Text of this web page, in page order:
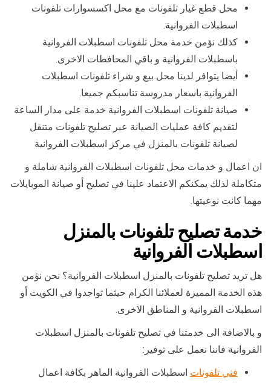
محل قطع غيار تلفونات مع محل اكسسوارات تلفونات
اسطبلات الفروانية.
كذلك نؤمن خدمة محل تلفونات اسطبلات الفروانية
باسطبلات الفروانية و باقي المحافطات الاخرى.
أيضا يتوافر لدينا محل بيع و شراء تلفونات اسطبلات
الفروانية باسعار مدروسة تناسبكم جميعا.
صيانة تلفونات اسطبلات الفروانية خدمة على مدار الساعة
لتقديم كافة عمليات الصيانة عبر تصليح تلفونات متنقل
لصيانة تلفونات بالمنزل في مركز اسطبلات الفروانية
ان اعمال و خدمات محل تلفونات اسطبلات الفروانية شاملة و
متكاملة لذلك يمكنكم الاعتماد علينا في تصليح أو صيانة الموبايلات
مهما كانت نوعيتها.
خدمة تصليح تلفونات بالمنزل
اسطبلات الفروانية
هل تريد تصليح تلفونات بالمنزل اسطبلات الفروانية؟ نحن نؤمن
هذه الخدمة المميزة لعملائنا الكرام حيثما تواجدوا في الكويت أو
اسطبلات الفروانية و المناطق الاخرى.
و بالاضافة الى خدمتنا في تصليح تلفونات بالمنزل اسطبلات
الفروانية فاننا نعمل على توفير:
فني تلفونات اسطبلات الفروانية الماهر بكافة اعمال